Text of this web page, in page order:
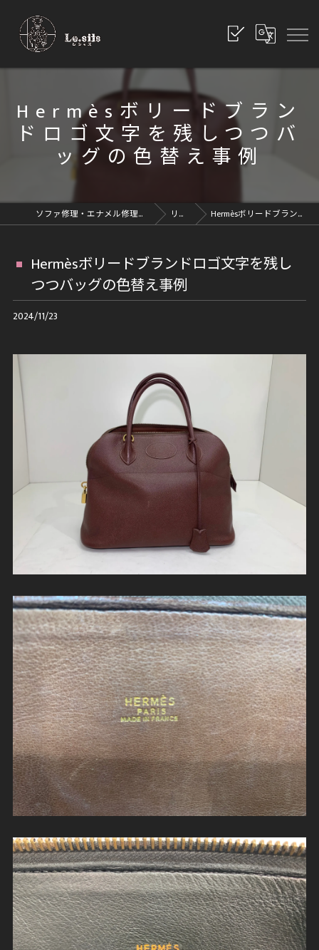
Hermèsボリードブラン
ドロゴ文字を残しつつバ
ッグの色替え事例
ソファ修理・エナメル修理・革修理なら愛知県豊川市のレシッズへ｜全国対応 リペアブログ Hermèsボリードブランドロゴ文字を残しつつバッグの色替え事例
Hermèsボリードブランドロゴ文字を残し
つつバッグの色替え事例
2024/11/23